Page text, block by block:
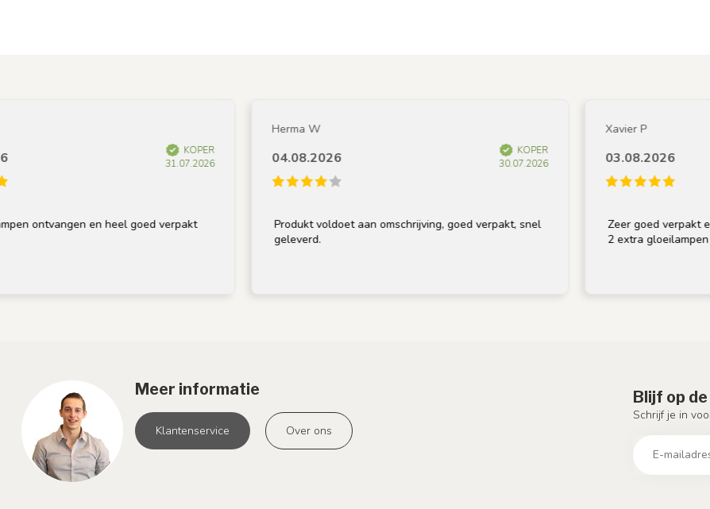
KOPER
31.07.2026
ontvangen en heel goed verpakt
Herma W
04.08.2026
KOPER
30.07.2026
Produkt voldoet aan omschrijving, goed verpakt, snel
geleverd.
Xavier P
03.08.2026
Zeer goed verpakt en
2 extra gloeilampen
Meer informatie
Klantenservice Over ons
Blijf op
Schrijf je in